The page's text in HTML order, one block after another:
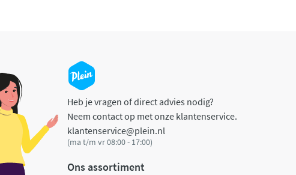
Heb je vragen of direct advies nodig?
Neem contact op met onze klantenservice.
klantenservice@plein.nl
(ma t/m vr 08:00 - 17:00)
Ons assortiment